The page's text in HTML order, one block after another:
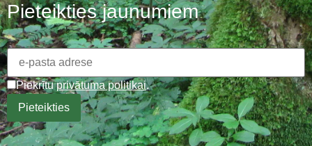
Pieteikties jaunumiem
Piekrītuprivātuma politikai.